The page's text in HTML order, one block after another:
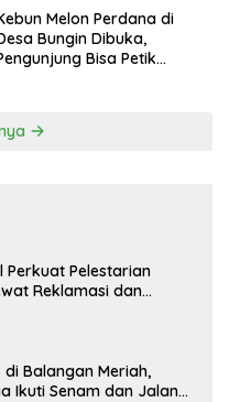
Melon Perdana di
Bungin Dibuka,
Bisa Petik
Perkuat Pelestarian
Reklamasi dan
Balangan Meriah,
Ikuti Senam dan Jalan